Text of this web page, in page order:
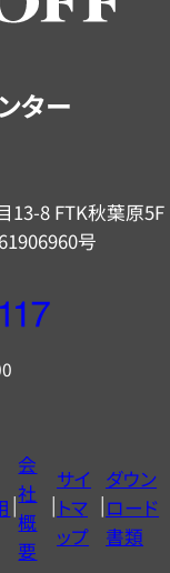
ター
13-8 FTK秋葉原5F
号
会
社
概
要
サイ
トマ
ップ
ダウン
ロード
書類